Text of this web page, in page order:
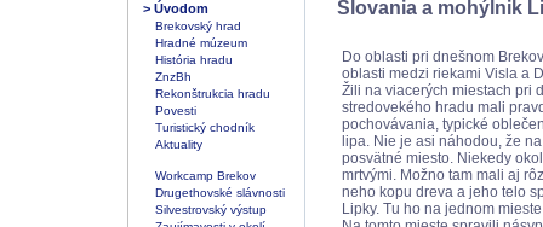
> Úvodom
Brekovský hrad
Hradné múzeum
História hradu
ZnzBh
Rekonštrukcia hradu
Povesti
Turistický chodník
Aktuality
Workcamp Brekov
Drugethovské slávnosti
Silvestrovský výstup
Slovania a mohýlnik
Do oblasti pri dnešnom
oblasti medzi riekami Visla a
Žili na viacerých miestach pri
stredovekého hradu mali
pochovávania, typické
lipa. Nie je asi náhodou, že
posvätné miesto. Niekedy
mrtvými. Možno tam mali aj
neho kopu dreva a jeho telo
Lipky. Tu ho na jednom